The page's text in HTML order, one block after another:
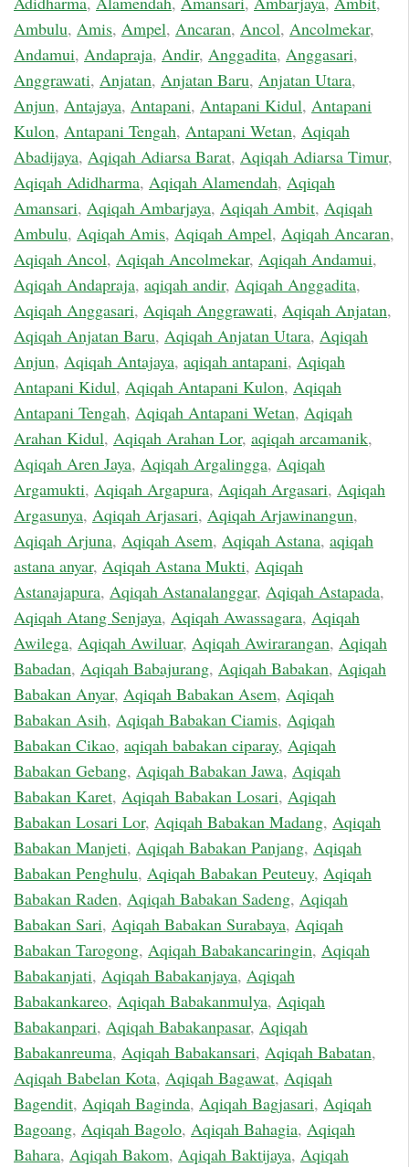
Ambulu, Amis, Ampel, Ancaran, Ancol, Ancolmekar,
Andamui, Andapraja, Andir, Anggadita, Anggasari,
Anggrawati, Anjatan, Anjatan Baru, Anjatan Utara,
Anjun, Antajaya, Antapani, Antapani Kidul, Antapani
Kulon, Antapani Tengah, Antapani Wetan, Aqiqah
Abadijaya, Aqiqah Adiarsa Barat, Aqiqah Adiarsa Timur,
Aqiqah Adidharma, Aqiqah Alamendah, Aqiqah
Amansari, Aqiqah Ambarjaya, Aqiqah Ambit, Aqiqah
Ambulu, Aqiqah Amis, Aqiqah Ampel, Aqiqah Ancaran,
Aqiqah Ancol, Aqiqah Ancolmekar, Aqiqah Andamui,
Aqiqah Andapraja, aqiqah andir, Aqiqah Anggadita,
Aqiqah Anggasari, Aqiqah Anggrawati, Aqiqah Anjatan,
Aqiqah Anjatan Baru, Aqiqah Anjatan Utara, Aqiqah
Anjun, Aqiqah Antajaya, aqiqah antapani, Aqiqah
Antapani Kidul, Aqiqah Antapani Kulon, Aqiqah
Antapani Tengah, Aqiqah Antapani Wetan, Aqiqah
Arahan Kidul, Aqiqah Arahan Lor, aqiqah arcamanik,
Aqiqah Aren Jaya, Aqiqah Argalingga, Aqiqah
Argamukti, Aqiqah Argapura, Aqiqah Argasari, Aqiqah
Argasunya, Aqiqah Arjasari, Aqiqah Arjawinangun,
Aqiqah Arjuna, Aqiqah Asem, Aqiqah Astana, aqiqah
astana anyar, Aqiqah Astana Mukti, Aqiqah
Astanajapura, Aqiqah Astanalanggar, Aqiqah Astapada,
Aqiqah Atang Senjaya, Aqiqah Awassagara, Aqiqah
Awilega, Aqiqah Awiluar, Aqiqah Awirarangan, Aqiqah
Babadan, Aqiqah Babajurang, Aqiqah Babakan, Aqiqah
Babakan Anyar, Aqiqah Babakan Asem, Aqiqah
Babakan Asih, Aqiqah Babakan Ciamis, Aqiqah
Babakan Cikao, aqiqah babakan ciparay, Aqiqah
Babakan Gebang, Aqiqah Babakan Jawa, Aqiqah
Babakan Karet, Aqiqah Babakan Losari, Aqiqah
Babakan Losari Lor, Aqiqah Babakan Madang, Aqiqah
Babakan Manjeti, Aqiqah Babakan Panjang, Aqiqah
Babakan Penghulu, Aqiqah Babakan Peuteuy, Aqiqah
Babakan Raden, Aqiqah Babakan Sadeng, Aqiqah
Babakan Sari, Aqiqah Babakan Surabaya, Aqiqah
Babakan Tarogong, Aqiqah Babakancaringin, Aqiqah
Babakanjati, Aqiqah Babakanjaya, Aqiqah
Babakankareo, Aqiqah Babakanmulya, Aqiqah
Babakanpari, Aqiqah Babakanpasar, Aqiqah
Babakanreuma, Aqiqah Babakansari, Aqiqah Babatan,
Aqiqah Babelan Kota, Aqiqah Bagawat, Aqiqah
Bagendit, Aqiqah Baginda, Aqiqah Bagjasari, Aqiqah
Bagoang, Aqiqah Bagolo, Aqiqah Bahagia, Aqiqah
Bahara, Aqiqah Bakom, Aqiqah Baktijaya, Aqiqah